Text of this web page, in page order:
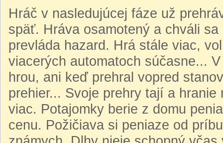
Hráč v nasledujúcej fáze už
späť. Hráva osamotený a chváli
prevláda hazard. Hrá stále viac,
viacerých automatoch súčasne...
hrou, ani keď prehral vopred
prehier... Svoje prehry tají a
viac. Potajomky berie z domu
cenu. Požičiava si peniaze od